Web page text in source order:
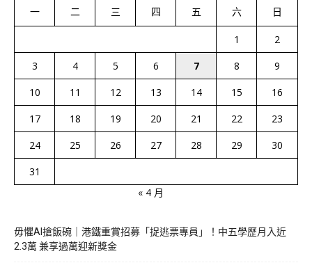
一 二 三 四 五 六 日
1
2
3
4 5 6 7 8
9
10
11 12 13 14 15
16
17
18 19 20 21 22
23
24
25 26 27 28 29
30
31
« 4 月
毋懼AI搶飯碗｜港鐵重賞招募「捉逃票專員」！中五學歷月入近
2.3萬 兼享過萬迎新獎金